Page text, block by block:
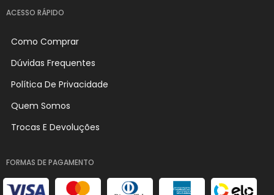
ACESSO RÁPIDO
Como Comprar
Dúvidas Frequentes
Política De Privacidade
Quem Somos
Trocas E Devoluções
FORMAS DE PAGAMENTO